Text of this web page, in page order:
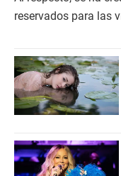
reservados para las